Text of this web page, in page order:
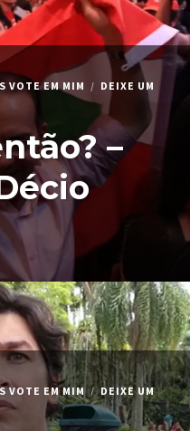
VOTE EM MIM
DEIXE UM
–
VOTE EM MIM
DEIXE UM